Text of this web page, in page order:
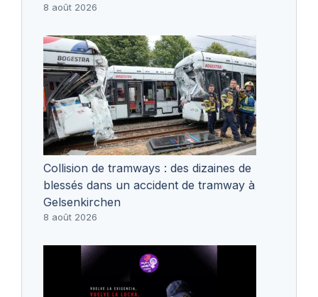
8 août 2026
Collision de tramways : des dizaines de
blessés dans un accident de tramway à
Gelsenkirchen
8 août 2026